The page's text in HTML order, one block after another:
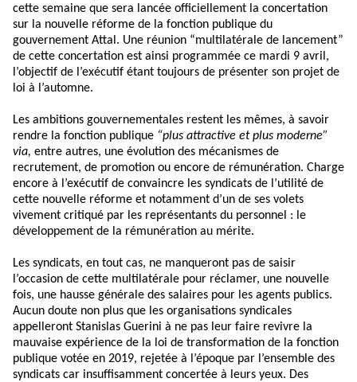
cette semaine que sera lancée officiellement la concertation
sur la nouvelle réforme de la fonction publique du
gouvernement Attal. Une réunion “multilatérale de lancement”
de cette concertation est ainsi programmée ce mardi 9 avril,
l’objectif de l’exécutif étant toujours de présenter son projet de
loi à l’automne.
Les ambitions gouvernementales restent les mêmes, à savoir
rendre la fonction publique “plus attractive et plus moderne”
via, entre autres, une évolution des mécanismes de
recrutement, de promotion ou encore de rémunération. Charge
encore à l’exécutif de convaincre les syndicats de l’utilité de
cette nouvelle réforme et notamment d’un de ses volets
vivement critiqué par les représentants du personnel : le
développement de la rémunération au mérite.
Les syndicats, en tout cas, ne manqueront pas de saisir
l’occasion de cette multilatérale pour réclamer, une nouvelle
fois, une hausse générale des salaires pour les agents publics.
Aucun doute non plus que les organisations syndicales
appelleront Stanislas Guerini à ne pas leur faire revivre la
mauvaise expérience de la loi de transformation de la fonction
publique votée en 2019, rejetée à l’époque par l’ensemble des
syndicats car insuffisamment concertée à leurs yeux. Des